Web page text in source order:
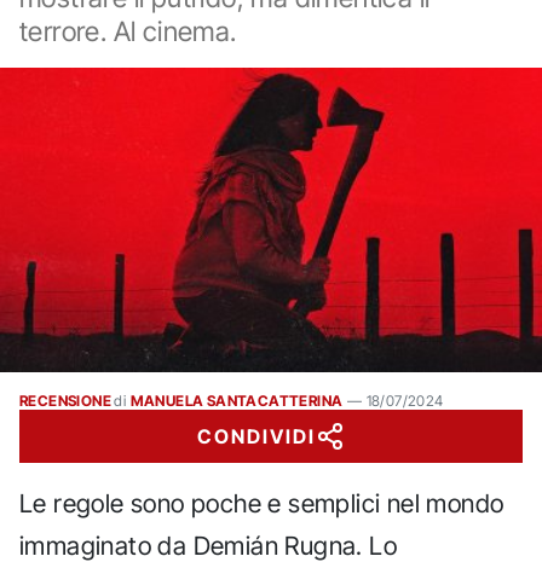
terrore. Al cinema.
RECENSIONEdi MANUELA SANTACATTERINA — 18/07/2024
CONDIVIDI
Le regole sono poche e semplici nel mondo
immaginato da Demián Rugna. Lo